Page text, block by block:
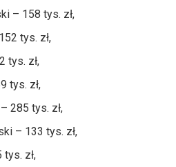
– 158 tys. zł,
tys. zł,
tys. zł,
tys. zł,
285 tys. zł,
– 133 tys. zł,
zł,